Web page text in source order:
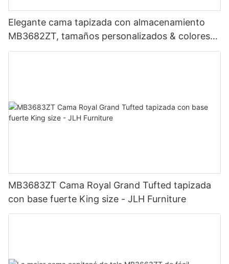
Elegante cama tapizada con almacenamiento
MB3682ZT, tamaños personalizados & colores
Precio de fábrica - Muebles JLH
MB3683ZT Cama Royal Grand Tufted tapizada
con base fuerte King size - JLH Furniture